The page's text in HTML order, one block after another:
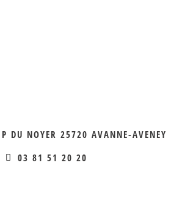
DU NOYER 25720 AVANNE-AVENEY
03 81 51 20 20